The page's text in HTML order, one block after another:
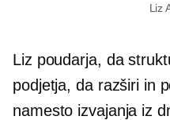
Liz
Liz poudarja, da
podjetja, da razširi in
namesto izvajanja iz